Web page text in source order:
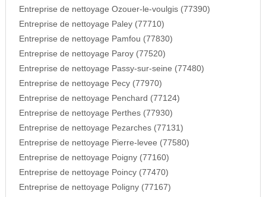
Entreprise de nettoyage Ozouer-le-voulgis (77390)
Entreprise de nettoyage Paley (77710)
Entreprise de nettoyage Pamfou (77830)
Entreprise de nettoyage Paroy (77520)
Entreprise de nettoyage Passy-sur-seine (77480)
Entreprise de nettoyage Pecy (77970)
Entreprise de nettoyage Penchard (77124)
Entreprise de nettoyage Perthes (77930)
Entreprise de nettoyage Pezarches (77131)
Entreprise de nettoyage Pierre-levee (77580)
Entreprise de nettoyage Poigny (77160)
Entreprise de nettoyage Poincy (77470)
Entreprise de nettoyage Poligny (77167)